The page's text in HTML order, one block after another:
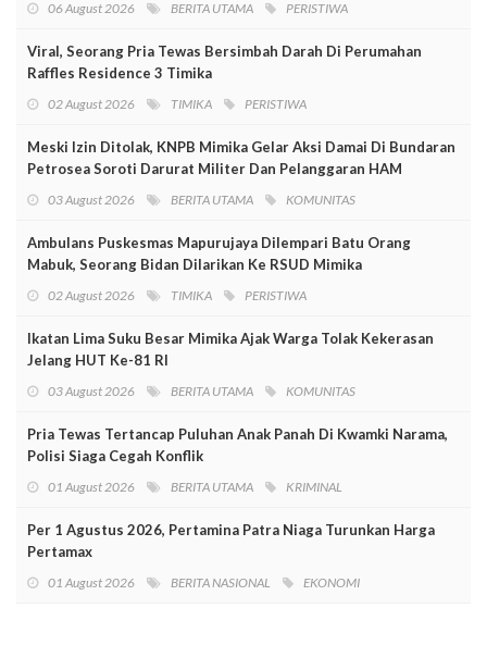
06 August 2026 BERITA UTAMA PERISTIWA
Viral, Seorang Pria Tewas Bersimbah Darah Di Perumahan
Raffles Residence 3 Timika
02 August 2026 TIMIKA PERISTIWA
Meski Izin Ditolak, KNPB Mimika Gelar Aksi Damai Di Bundaran
Petrosea Soroti Darurat Militer Dan Pelanggaran HAM
03 August 2026 BERITA UTAMA KOMUNITAS
Ambulans Puskesmas Mapurujaya Dilempari Batu Orang
Mabuk, Seorang Bidan Dilarikan Ke RSUD Mimika
02 August 2026 TIMIKA PERISTIWA
Ikatan Lima Suku Besar Mimika Ajak Warga Tolak Kekerasan
Jelang HUT Ke-81 RI
03 August 2026 BERITA UTAMA KOMUNITAS
Pria Tewas Tertancap Puluhan Anak Panah Di Kwamki Narama,
Polisi Siaga Cegah Konflik
01 August 2026 BERITA UTAMA KRIMINAL
Per 1 Agustus 2026, Pertamina Patra Niaga Turunkan Harga
Pertamax
01 August 2026 BERITA NASIONAL EKONOMI